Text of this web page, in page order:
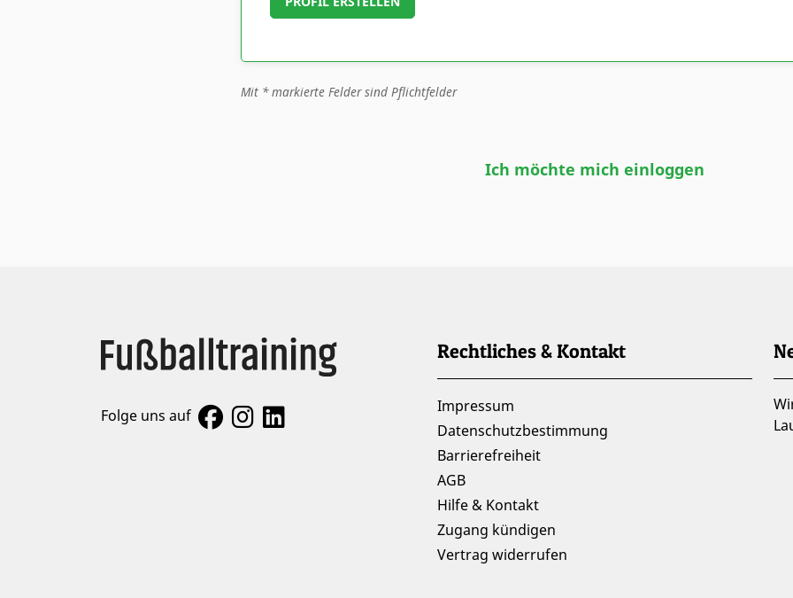
Mit *markierte Felder sind Pflichtfelder
Ich möchte mich einloggen
Folge uns auf
Rechtliches & Kontakt
Impressum
Datenschutzbestimmung
Barrierefreiheit
AGB
Hilfe & Kontakt
Zugang kündigen
Vertrag widerrufen